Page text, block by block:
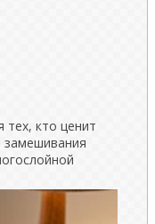
кто ценит
замешивания